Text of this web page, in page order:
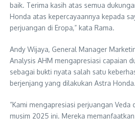
baik. Terima kasih atas semua
Honda atas kepercayaannya kepada
perjuangan di Eropa,” kata Rama.
Andy Wijaya, General Manager
Analysis AHM mengapresiasi capaian
sebagai bukti nyata salah satu
berjenjang yang dilakukan Astra Honda.
”Kami mengapresiasi perjuangan Veda
musim 2025 ini. Mereka